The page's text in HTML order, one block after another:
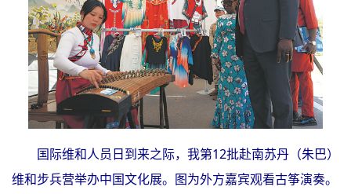
国际维和人员日到来之际，我第12批赴南苏丹（朱巴）
维和步兵营举办中国文化展。图为外方嘉宾观看古筝演奏。